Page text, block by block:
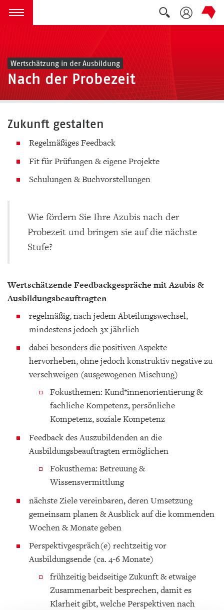
zum Inhalt springen
Menü öffnen
Suche
Wertschätzung in der Ausbildung
Nach der Probezeit
Zukunft gestalten
Regelmäßiges Feedback
Fit für Prüfungen & eigene Projekte
Schulungen & Buchvorstellungen
Wie fördern Sie Ihre Azubis nach der
Probezeit und bringen sie auf die nächste
Stufe?
Wertschätzende Feedbackgespräche mit Azubis &
Ausbildungsbeauftragten
regelmäßig, nach jedem Abteilungswechsel,
mindestens jedoch 3x jährlich
dabei besonders die positiven Aspekte
hervorheben, ohne jedoch konstruktiv negative zu
verschweigen (ausgewogenen Mischung)
Fokusthemen: Kund*innenorientierung &
fachliche Kompetenz, persönliche
Kompetenz, soziale Kompetenz
Feedback des Auszubildenden an die
Ausbildungsbeauftragten ermöglichen
Fokusthema: Betreuung &
Wissensvermittlung
nächste Ziele vereinbaren, deren Umsetzung
gemeinsam planen & Ausblick auf die kommenden
Wochen & Monate geben
Perspektivgespräch(e) rechtzeitig vor
Ausbildungsende (ca. 4-6 Monate)
frühzeitig beidseitige Zukunft & etwaige
Zusammenarbeit besprechen, damit es
Klarheit gibt, welche Perspektiven nach